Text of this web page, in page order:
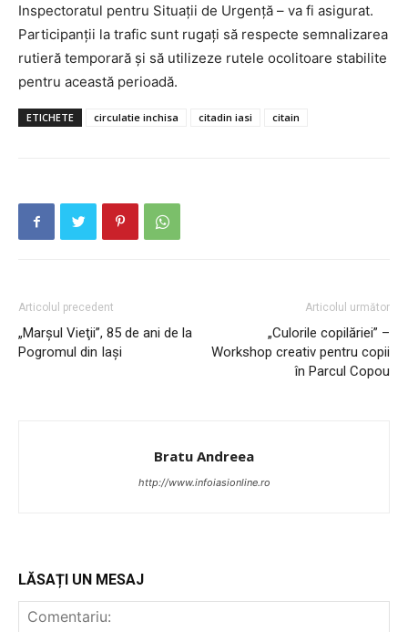
Inspectoratul pentru Situații de Urgență – va fi asigurat.
Participanții la trafic sunt rugați să respecte semnalizarea
rutieră temporară și să utilizeze rutele ocolitoare stabilite
pentru această perioadă.
ETICHETE circulatie inchisa citadin iasi citain
Articolul precedent
„Marşul Vieţii”, 85 de ani de la
Pogromul din Iaşi
Articolul următor
„Culorile copilăriei” –
Workshop creativ pentru copii
în Parcul Copou
Bratu Andreea
http://www.infoiasionline.ro
LĂSAȚI UN MESAJ